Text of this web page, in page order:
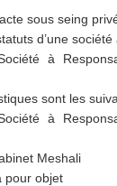
sous seing
d’une
à
sont les
à
Meshali
pour objet